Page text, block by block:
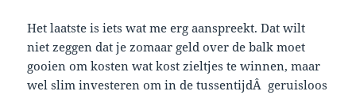
Het laatste is iets wat me erg aanspreekt. Dat wilt
niet zeggen dat je zomaar geld over de balk moet
gooien om kosten wat kost zieltjes te winnen, maar
wel slim investeren om in de tussentijdÂ geruisloos